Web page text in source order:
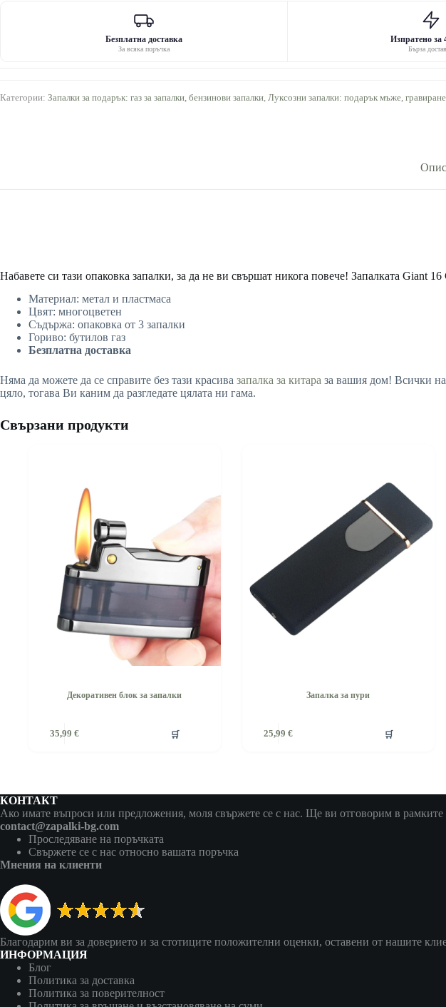
Безплатна доставка
За всяка поръчка
Изпратено за
Бърза
Категории: Запалки за подарък: газ за запалки, бензинови запалки Луксозни запалки: подарък мъже,
Набавете си тази опаковка запалки, за да не ви свършат никога повече! Запалката Giant
Материал: метал и пластмаса
Цвят: многоцветен
Съдържа: опаковка от 3 запалки
Гориво: бутилов газ
Безплатна доставка
Няма да можете да се справите без тази красива запалка за китара за вашия дом! Всички
цяло, тогава Ви каним да разгледате цялата ни гама.
Свързани продукти
Декоративен блок за запалки
35,99 € 🛒
Запалка за пури
25,99 € 🛒
КОНТАКТ
Ако имате въпроси или предложения, моля свържете се с нас. Ще ви отговорим в
contact@zapalki-bg.com
Проследяване на поръчката
Свържете се с нас относно вашата поръчка
Мнения на клиенти
Благодарим ви за доверието и за стотиците положителни оценки, оставени от нашите
ИНФОРМАЦИЯ
Блог
Политика за доставка
Политика за поверителност